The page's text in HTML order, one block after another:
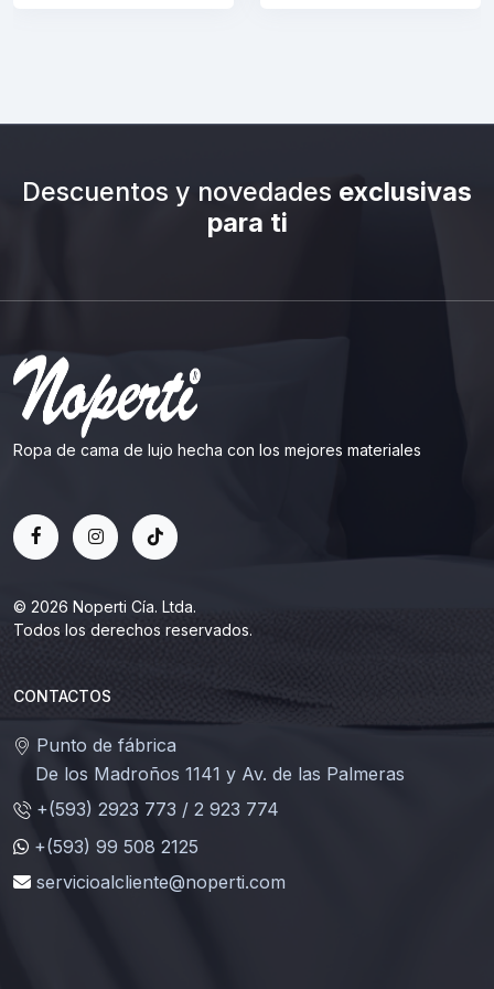
Descuentos y novedades exclusivas
para ti
Ropa de cama de lujo hecha con los mejores materiales
© 2026 Noperti Cía. Ltda.
Todos los derechos reservados.
CONTACTOS
Punto de fábrica
De los Madroños 1141 y Av. de las Palmeras
+(593) 2923 773 / 2 923 774
+(593) 99 508 2125
servicioalcliente@noperti.com